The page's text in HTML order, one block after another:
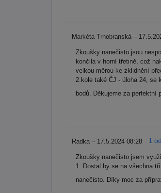
Markéta Trnobranská –
Zkoušky nanečisto jsou
končila v horní třetině, což
velkou měrou ke zklidnění
2.kole také ČJ - úloha 24, se
bodů. Děkujeme za perfektní
Radka – 17.5.2024 08:28 1
Zkoušky nanečisto jsem
1. Dostal by se na všechna
nanečisto. Díky moc za